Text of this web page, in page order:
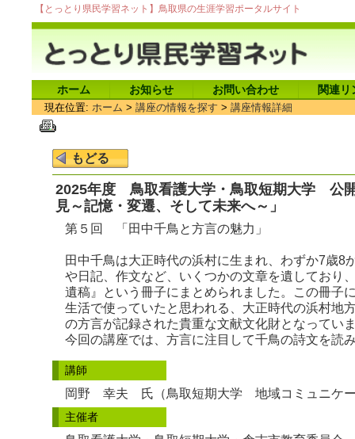
【とっとり県民学習ネット】鳥取県の生涯学習ポータルサイト
ホーム お知らせ お問い合わせ 関連リ
現在位置: ホーム > 講座の情報を探す > 講座情報詳細
2025年度 鳥取看護大学・鳥取短期大学 公
見～記憶・変遷、そして未来へ～」
第５回 「田中千鳥と方言の魅力」
田中千鳥は大正時代の浜村に生まれ、わずか7歳8
や日記、作文など、いくつかの文章を遺しており
遺稿』という冊子にまとめられました。この冊子
生活で使っていたと思われる、大正時代の浜村地
の方言が記録された貴重な文献文化財となってい
今回の講座では、方言に注目して千鳥の詩文を読
講師
岡野 幸夫 氏（鳥取短期大学 地域コミュニケ
主催者